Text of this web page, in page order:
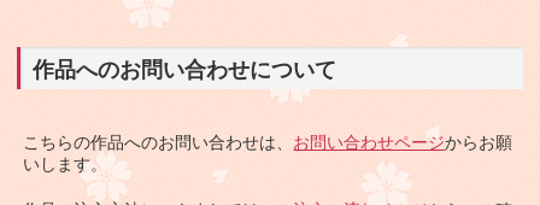
作品へのお問い合わせについて
こちらの作品へのお問い合わせは、 お問い合わせページからお願
いします。